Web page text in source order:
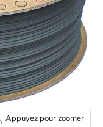
Appuyez pour zoomer